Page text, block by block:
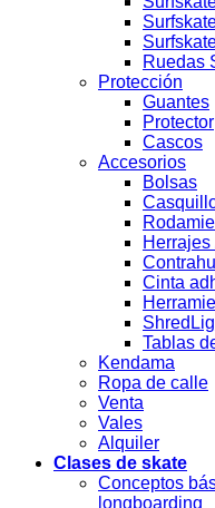
Ruedas
Protección
Guantes
Protector
Cascos
Accesorios
Bolsas
Herrajes
Cinta
Tablas
Kendama
Ropa de calle
Venta
Vales
Alquiler
Clases de skate
Conceptos
longboarding